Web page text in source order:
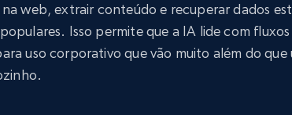
na web, extrair conteúdo e recuperar dados
Isso permite que a IA lide com
uso corporativo que vão muito além do que